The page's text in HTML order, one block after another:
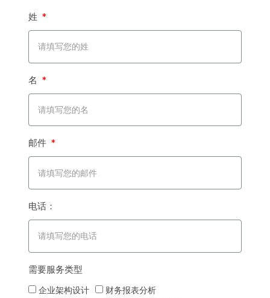
姓
名
邮件
电话：
需要服务类型
企业架构设计
财务报表分析